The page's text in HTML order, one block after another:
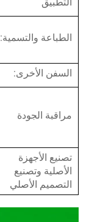
الطباعة والتسمية:
السفن الأخرى:
مراقبة الجودة
تصنيع الأجهزة
الأصلية وتصنيع
التصميم الأصلي